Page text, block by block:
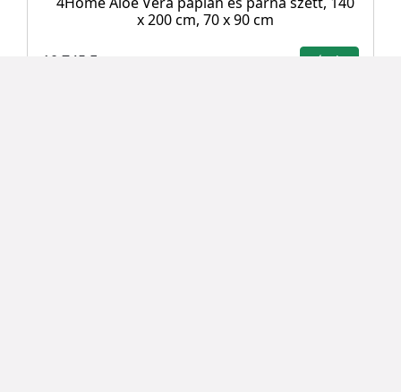
x 200 cm, 70 x 90 cm
10 745 Ft Részlet